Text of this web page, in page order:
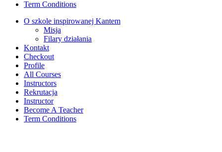
Term Conditions
O szkole inspirowanej Kantem
Misja
Filary działania
Kontakt
Checkout
Profile
All Courses
Instructors
Rekrutacja
Instructor
Become A Teacher
Term Conditions